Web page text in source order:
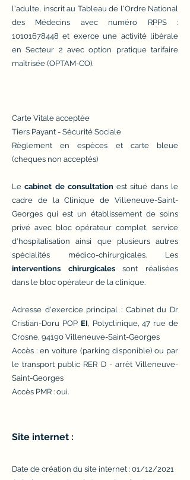
l'adulte, inscrit au Tableau de l'Ordre National
des Médecins avec numéro RPPS :
10101678448 et exerce une activité libérale
en Secteur 2 avec option pratique tarifaire
maîtrisée (OPTAM-CO).
Carte Vitale acceptée
Tiers Payant - Sécurité Sociale
Règlement en espèces et carte bleue
(cheques non acceptés)
Lecabinet de consultationest situé dans le
cadre de la Clinique de Villeneuve-Saint-
Georges qui est un établissement de soins
privé avec bloc opérateur complet, service
d'hospitalisation ainsi que plusieurs autres
spécialités médico-chirurgicales. Les
interventions chirurgicalessont réalisées
dans le bloc opérateur de la clinique.
Adresse d'exercice principal : Cabinet du Dr
Cristian-Doru POP EI, Polyclinique, 47 rue de
Crosne, 94190 Villeneuve-Saint-Georges
Accès : en voiture (parking disponible) ou par
le transport public RER D - arrêt Villeneuve-
Saint-Georges
Accès PMR : oui.
Site internet :
Date de création du site internet : 01/12/2021